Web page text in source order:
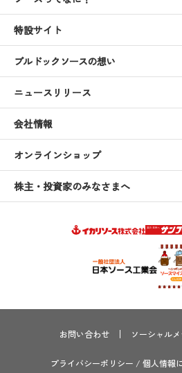
特設サイト
ブルドックソースの想い
ニュースリリース
会社情報
オンラインショップ
株主・投資家のみなさまへ
お問い合わせ ソーシャル
プライバシーポリシー / 個人情報